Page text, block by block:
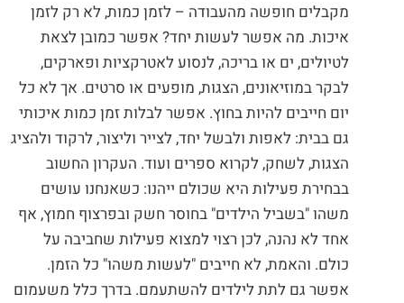
מקבלים חופשה מהעבודה – לזמן כמות, לא רק לזמן
איכות. מה אפשר לעשות יחד? אפשר כמובן לצאת
לטיולים, ים או בריכה, לנסוע לאטרקציות ופארקים,
לבקר במוזיאונים, הצגות, מופעים או סרטים. אך לא כל
יום חייבים להיות בחוץ. אפשר לבלות זמן כמות איכותי
גם בבית: לאפות ולבשל יחד, לצייר וליצור, לרקוד ולהציג
הצגות, לשחק, לקרוא ספרים ועוד. העקרון החשוב
בבחירת פעילות היא שכולם ייהנו: כשאנחנו עושים
משהו "בשביל הילדים" בחוסר חשק ובפרצוף חמוץ, אף
אחד לא נהנה, לכן רצוי למצוא פעילות שחביבה על
כולם. והאמת, לא חייבים "לעשות משהו" כל הזמן.
אפשר גם לתת לילדים להשתעמם. בדרך כלל משעמום